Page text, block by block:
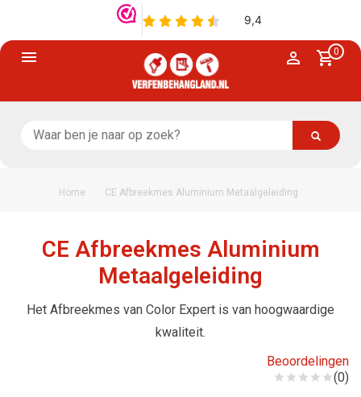
0
Home CE Afbreekmes Aluminium Metaalgeleiding
CE Afbreekmes Aluminium
Metaalgeleiding
Het Afbreekmes van Color Expert is van hoogwaardige
kwaliteit.
Beoordelingen
(0)